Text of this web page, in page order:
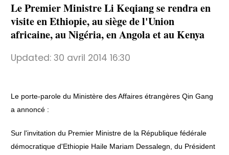
عربي
Le Premier Ministre Li Keqiang se rendra en
visite en Ethiopie, au siège de l'Union
africaine, au Nigéria, en Angola et au Kenya
Updated: 30 avril 2014 16:30
Le porte-parole du Ministère des Affaires étrangères Qin Gang
a annoncé :
Sur l'invitation du Premier Ministre de la République fédérale
démocratique d'Ethiopie Haile Mariam Dessalegn, du Président